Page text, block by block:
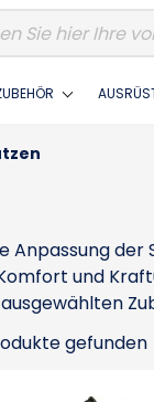
Anpassung der
und
gefunden